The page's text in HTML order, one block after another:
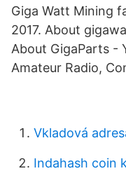
Giga Watt Mining
2017. About
About GigaParts -
Amateur Radio,
Vkladová
Indahash coin